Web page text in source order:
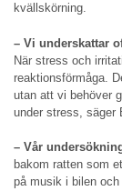
kvällskörning.
– Vi underskattar
När stress och
reaktionsförmåga.
utan att vi behöver
under stress, säger
– Vår
bakom ratten som
på musik i bilen